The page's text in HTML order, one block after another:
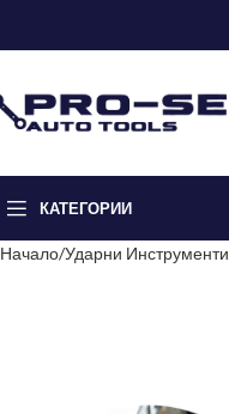
КАТЕГОРИИ
Начало Ударни Инструменти